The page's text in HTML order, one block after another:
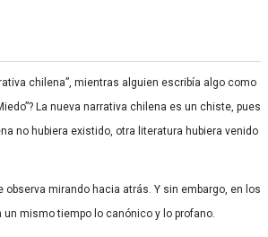
chilena”, mientras alguien escribía algo como
La nueva narrativa chilena es un chiste, pues
no hubiera existido, otra literatura hubiera venido
observa mirando hacia atrás. Y sin embargo, en los
mismo tiempo lo canónico y lo profano.